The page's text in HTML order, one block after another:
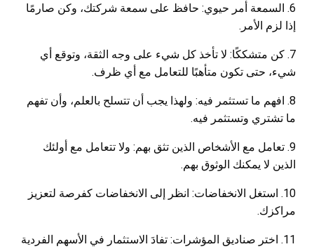
6. السمعة أمر حيوي: حافظ على سمعة شركتك، وكن صارمًا
إذا لزم الأمر.
7. كن متشككًا: لا تأخذ كل شيء على وجه الثقة، وتوقع أي
شيء، حتى تكون متأهبًا للتعامل مع أي ظرف.
8. افهم ما تستثمر فيه: ولهذا يجب أن تتسلح بالعلم، وأن تفهم
ما تشتري وتستثمر فيه.
9. تعامل مع الأشخاص الذين تثق بهم: ولا تتعامل مع أولئك
الذين لا يمكنك الوثوق بهم.
10. استغل الانخفاضات: انظر إلى الانخفاضات كفرصة لتعزيز
مراكزك.
11. اختر صناديق المؤشرات: تفادَ الاستثمار في الأسهم الفردية